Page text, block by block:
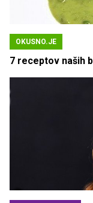
OKUSNO.JE
7 receptov naših